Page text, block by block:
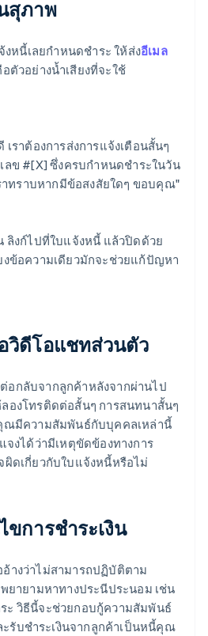
สุภาพ
งหนี้เลยกําหนดชําระ ให้ส่งอีเมล
ตัวอย่างน้ำเสียงที่จะใช้
ราต้องการส่งการแจ้งเตือนสั้นๆ
ลข #[X] ซึ่งครบกําหนดชําระในวัน
าทราบหากมีข้อสงสัยใดๆ ขอบคุณ"
ลิงก์ไปที่ใบแจ้งหนี้ แล้วปิดด้วย
งข้อความเดียวมักจะช่วยแก้ปัญหา
วิดีโอแชทส่วนตัว
กลับจากลูกค้าหลังจากผ่านไป
องโทรติดต่อสั้นๆ การสนทนาสั้นๆ
ณมีความสัมพันธ์กับบุคคลเหล่านี้
จงได้ว่ามีเหตุขัดข้องทางการ
ผิดเกี่ยวกับใบแจ้งหนี้หรือไม่
ขการชําระเงิน
างว่าไม่สามารถปฏิบัติตาม
ยายามหาทางประนีประนอม เช่น
ะ วิธีนี้จะช่วยกอบกู้ความสัมพันธ์
รับชำระเงินจากลูกค้าเป็นหนี้คุณ